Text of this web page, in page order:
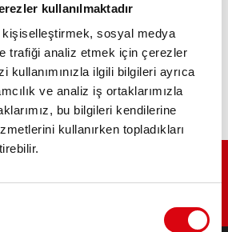
kullanılmaktadır
kişiselleştirmek, sosyal medya
trafiği analiz etmek için çerezler
kullanımınızla ilgili bilgileri ayrıca
ve analiz iş ortaklarımızla
bu bilgileri kendilerine
kullanırken topladıkları